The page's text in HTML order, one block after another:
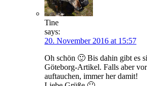
Tine
says:
20. November 2016 at 15:57
Oh schön 🙂 Bis dahin gibt es
Göteborg-Artikel. Falls aber
auftauchen, immer her damit!